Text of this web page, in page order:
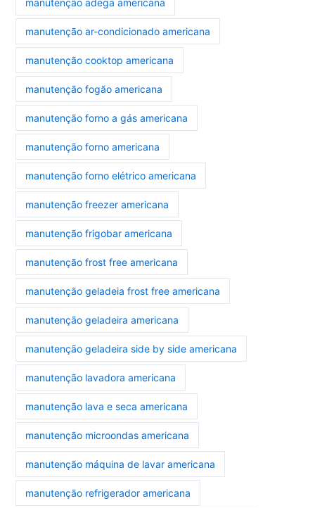
manutenção adega americana
manutenção ar-condicionado americana
manutenção cooktop americana
manutenção fogão americana
manutenção forno a gás americana
manutenção forno americana
manutenção forno elétrico americana
manutenção freezer americana
manutenção frigobar americana
manutenção frost free americana
manutenção geladeia frost free americana
manutenção geladeira americana
manutenção geladeira side by side americana
manutenção lavadora americana
manutenção lava e seca americana
manutenção microondas americana
manutenção máquina de lavar americana
manutenção refrigerador americana